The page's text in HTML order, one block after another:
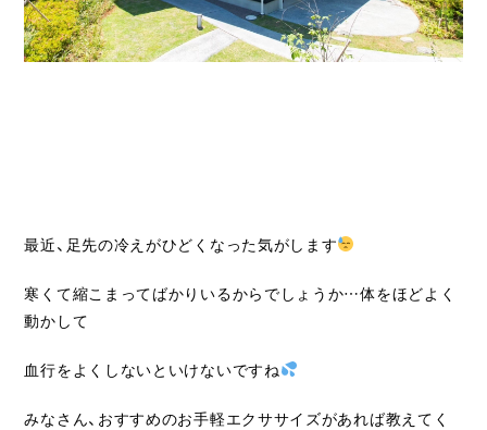
ブログ
会社概要
最近、足先の冷えがひどくなった気がします
寒くて縮こまってばかりいるからでしょうか…体をほどよく
動かして
血行をよくしないといけないですね
みなさん、おすすめのお手軽エクササイズがあれば教えてく